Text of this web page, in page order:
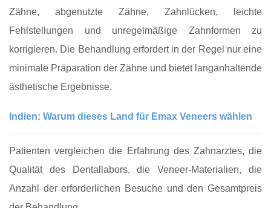
Zähne, abgenutzte Zähne, Zahnlücken, leichte
Fehlstellungen und unregelmäßige Zahnformen zu
korrigieren. Die Behandlung erfordert in der Regel nur eine
minimale Präparation der Zähne und bietet langanhaltende
ästhetische Ergebnisse.
Indien: Warum dieses Land für Emax Veneers wählen
Patienten vergleichen die Erfahrung des Zahnarztes, die
Qualität des Dentallabors, die Veneer-Materialien, die
Anzahl der erforderlichen Besuche und den Gesamtpreis